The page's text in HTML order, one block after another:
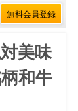
無料会員登録
美味
和牛